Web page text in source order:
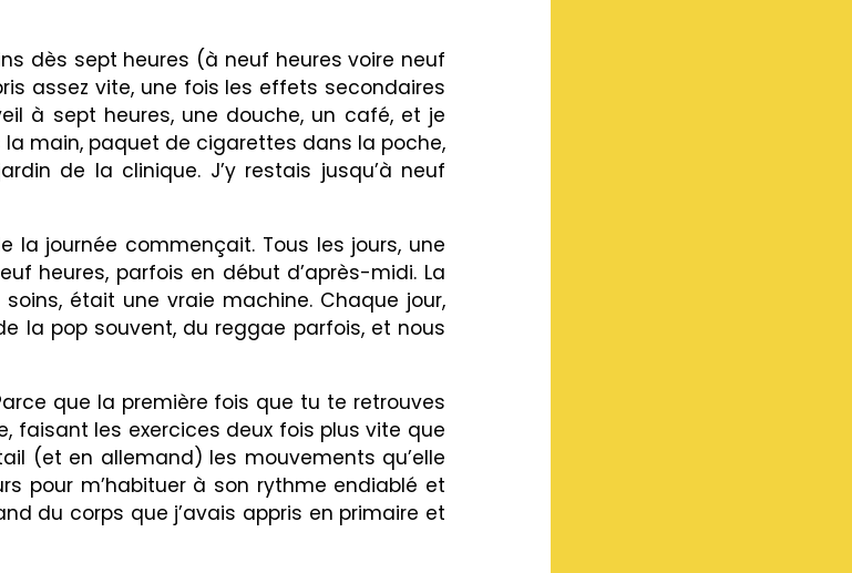
dès sept heures (à neuf heures voire neuf
assez vite, une fois les effets secondaires
à sept heures, une douche, un café, et je
main, paquet de cigarettes dans la poche,
de la clinique. J’y restais jusqu’à neuf
la journée commençait. Tous les jours, une
heures, parfois en début d’après-midi. La
était une vraie machine. Chaque jour,
la pop souvent, du reggae parfois, et nous
que la première fois que tu te retrouves
faisant les exercices deux fois plus vite que
(et en allemand) les mouvements qu’elle
pour m’habituer à son rythme endiablé et
du corps que j’avais appris en primaire et